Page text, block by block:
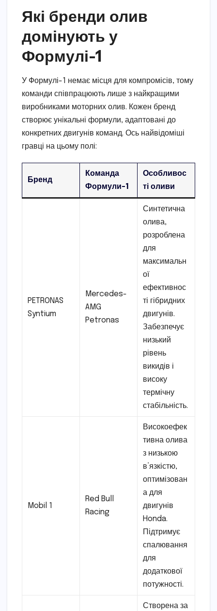
Які бренди олив
домінують у
Формулі-1
У Формулі-1 немає місця для компромісів, тому
команди співпрацюють лише з найкращими
виробниками моторних олив. Кожен бренд
створює унікальні формули, адаптовані до
конкретних двигунів команд. Ось найвідоміші
гравці на цьому полі:
Бренд
Команда
Формули-1
Особливос
ті оливи
PETRONAS
Syntium
Mercedes-
AMG
Petronas
Синтетична
олива,
розроблена
для
максимальн
ої
ефективнос
ті гібридних
двигунів.
Забезпечує
низький
рівень
викидів і
високу
термічну
стабільність.
Mobil 1
Red Bull
Racing
Високоефек
тивна олива
з низькою
в’язкістю,
оптимізован
а для
двигунів
Honda.
Підтримує
спалювання
для
додаткової
потужності.
Створена за